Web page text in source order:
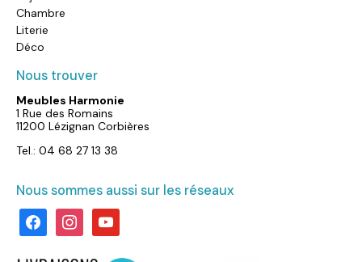
Chambre
Literie
Déco
Nous trouver
Meubles Harmonie
1 Rue des Romains
11200 Lézignan Corbières
Tel.: 04 68 27 13 38
Nous sommes aussi sur les réseaux
facebookinstagramyoutube